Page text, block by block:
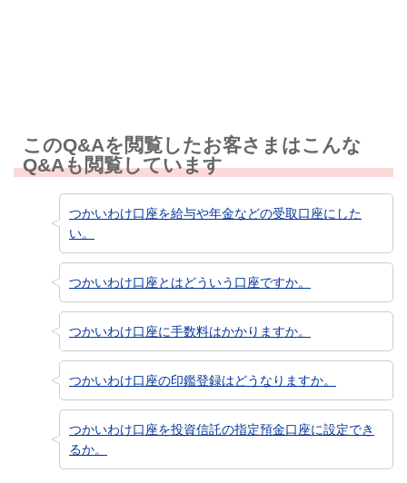
このQ&Aを閲覧したお客さまはこんな
Q&Aも閲覧しています
つかいわけ口座を給与や年金などの受取口座にした
い。
つかいわけ口座とはどういう口座ですか。
つかいわけ口座に手数料はかかりますか。
つかいわけ口座の印鑑登録はどうなりますか。
つかいわけ口座を投資信託の指定預金口座に設定でき
るか。